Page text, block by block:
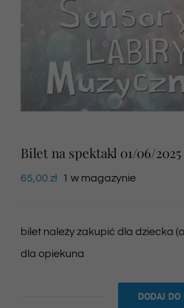
SKLEP VOD
Bilet na spektakl 01/06/2025
65,00 zł 1 w magazynie
bilet należy zakupić dla dziecka
dla opiekuna
DODAJ DO